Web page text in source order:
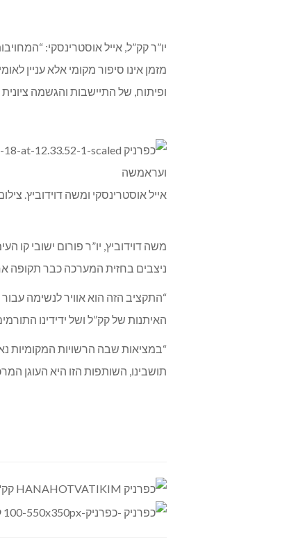
יו”ר קק”ל, אייל אוסטרינסקי:
מזמן אינו סיפור מקומי אלא עניין
ופיתוח, של התיישבות והגשמה
אייל אוסטרינסקי ומשה דוידוביץ.
משה דוידוביץ, יו”ר פורום ישובי
ניצבים בחזית המערכה כבר תקופה
“התקציב הזה הוא אוויר לנשימה
האיתנות של קק”ל ושל ידידינו
“במציאות שבה הרשויות המקומיות
תושבינו, השותפות הזו היא העוגן